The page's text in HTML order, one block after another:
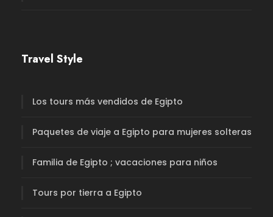
Travel Style
Los tours más vendidos de Egipto
Paquetes de viaje a Egipto para mujeres solteras
Familia de Egipto ; vacaciones para niños
Tours por tierra a Egipto